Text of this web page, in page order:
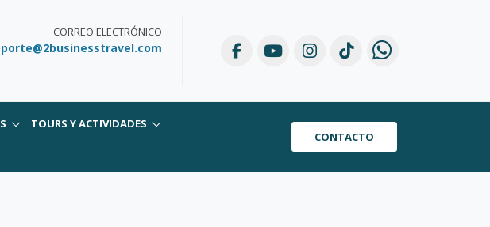
CORREO ELECTRÓNICO
TOURS Y ACTIVIDADES
CONTACTO